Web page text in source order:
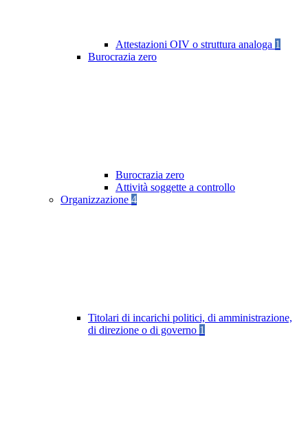
Attestazioni OIV o struttura analoga 1
Burocrazia zero
Burocrazia zero
Attività soggette a controllo
Organizzazione 4
Titolari di incarichi politici, di amministrazione,
di direzione o di governo 1